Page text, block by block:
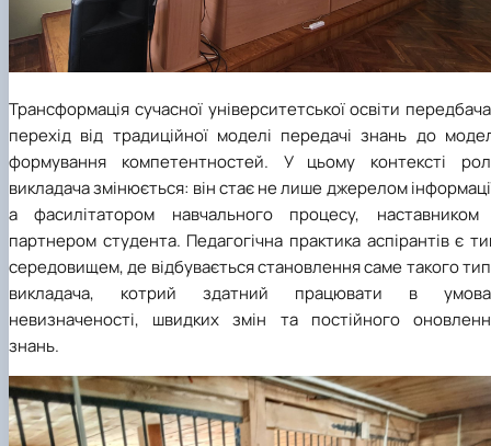
Трансформація сучасної університетської освіти
перехід від традиційної моделі передачі знань до
формування компетентностей. У цьому контексті
викладача змінюється: він стає не лише джерелом
а фасилітатором навчального процесу, наставником
партнером студента. Педагогічна практика аспірантів є
середовищем, де відбувається становлення саме такого
викладача, котрий здатний працювати в
невизначеності, швидких змін та постійного
знань.